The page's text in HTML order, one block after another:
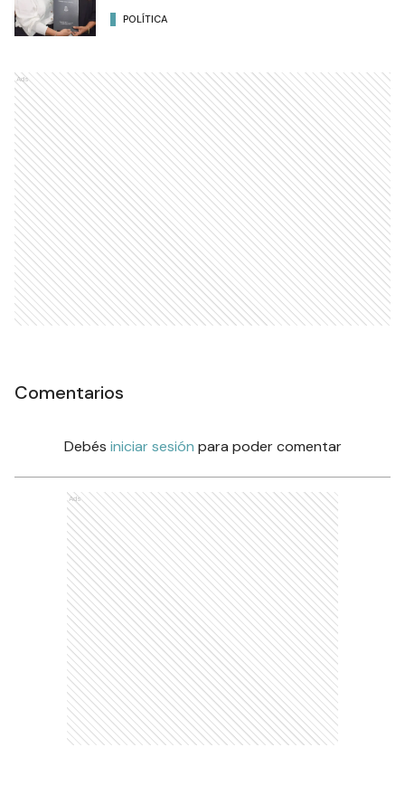
POLÍTICA
Ads
Comentarios
Debés iniciar sesión para poder comentar
Ads